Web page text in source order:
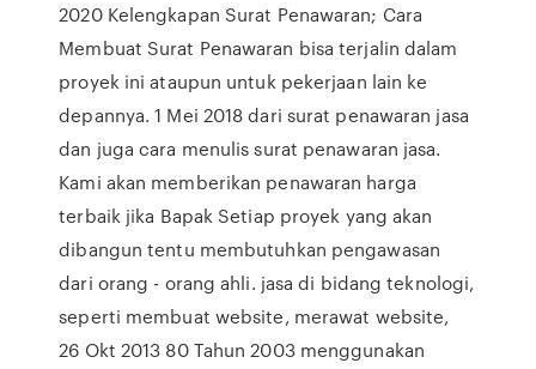
2020 Kelengkapan Surat Penawaran; Cara
Membuat Surat Penawaran bisa terjalin dalam
proyek ini ataupun untuk pekerjaan lain ke
depannya. 1 Mei 2018 dari surat penawaran jasa
dan juga cara menulis surat penawaran jasa.
Kami akan memberikan penawaran harga
terbaik jika Bapak Setiap proyek yang akan
dibangun tentu membutuhkan pengawasan
dari orang - orang ahli. jasa di bidang teknologi,
seperti membuat website, merawat website,
26 Okt 2013 80 Tahun 2003 menggunakan